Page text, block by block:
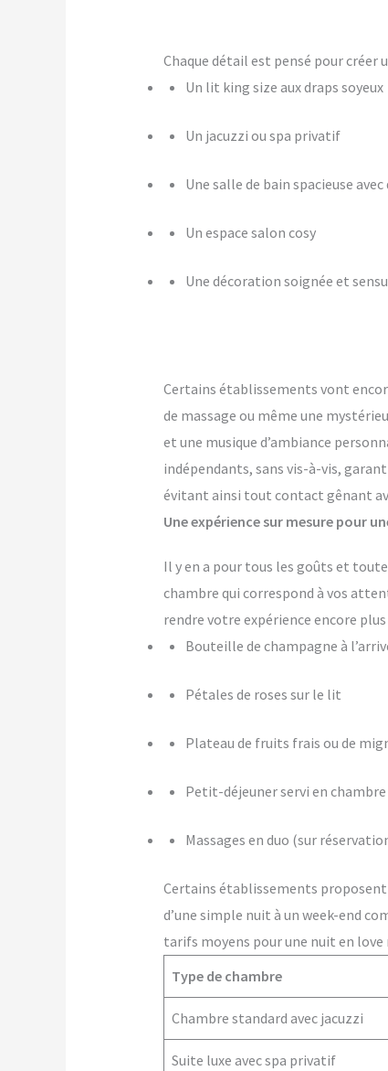
Chaque détail est pensé pour
Un lit king size aux draps soyeux
Un jacuzzi ou spa privatif
Une salle de bain spacieuse
Un espace salon cosy
Une décoration soignée et
Certains établissements vont
de massage ou même une
et une musique d’ambiance
indépendants, sans vis-à-vis,
évitant ainsi tout contact gênant
Une expérience sur mesure pour
Il y en a pour tous les goûts et
chambre qui correspond à vos
rendre votre expérience encore
Bouteille de champagne à
Pétales de roses sur le lit
Plateau de fruits frais ou de
Petit-déjeuner servi en chambre
Massages en duo (sur
Certains établissements proposent
d’une simple nuit à un week-end
tarifs moyens pour une nuit en love
Type de chambre
Chambre standard avec jacuzzi
Suite luxe avec spa privatif